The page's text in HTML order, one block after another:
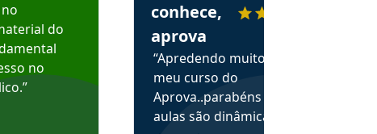
do
no
conhece,
aprova
“Apredendo muito no
meu curso do
Aprova..parabéns pelas
aulas são dinâmicas e